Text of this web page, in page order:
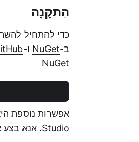
הַתקָנָה
ב-NuGet ו-
NuGet
Studio. אנא בצע את הפקודה הבאה: